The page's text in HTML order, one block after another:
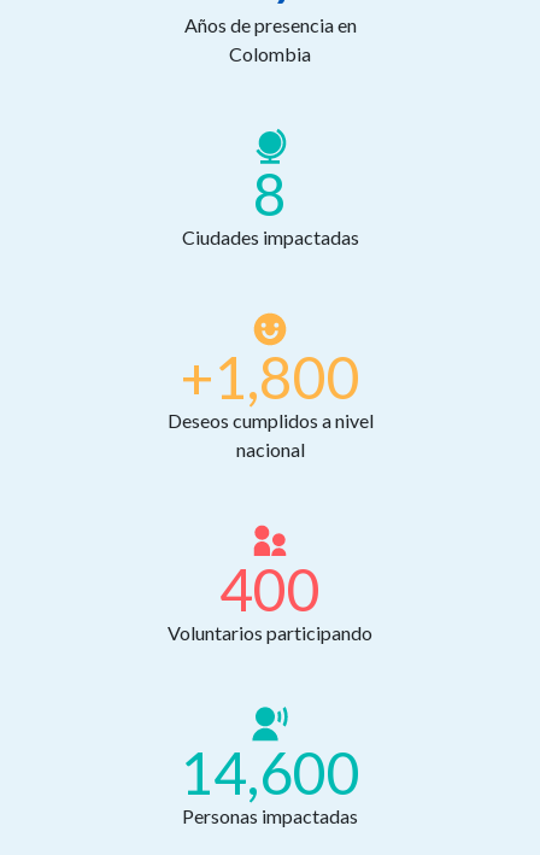
Años de presencia en
Colombia
8
Ciudades impactadas
+1,800
Deseos cumplidos a nivel
nacional
400
Voluntarios participando
14,600
Personas impactadas